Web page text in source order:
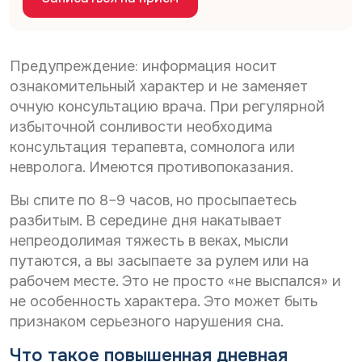
Предупреждение: информация носит
ознакомительный характер и не заменяет
очную консультацию врача. При регулярной
избыточной сонливости необходима
консультация терапевта, сомнолога или
невролога. Имеются противопоказания.
Вы спите по 8–9 часов, но просыпаетесь
разбитым. В середине дня накатывает
непреодолимая тяжесть в веках, мысли
путаются, а вы засыпаете за рулем или на
рабочем месте. Это не просто «не выспался» и
не особенность характера. Это может быть
признаком серьезного нарушения сна.
Что такое повышенная дневная
о
г
л
а
с
е
н
о
б
р
а
б
о
т
к
у
е
данных
С
о
г
л
а
с
е
н
а
р
а
с
с
ы
л
у
Даю согласие на получение информационной
рассылки
Отправить
с
о
н
а
л
ь
н
х
л
с
и
е
а
о
р
а
о
т
к
п
е
с
Даю согласие наобработку персональных
Отправить
Телефон*
E-mail*
Наименование направившего лечебного учреждения*
ФИО направившего врача, указанного в направлении*